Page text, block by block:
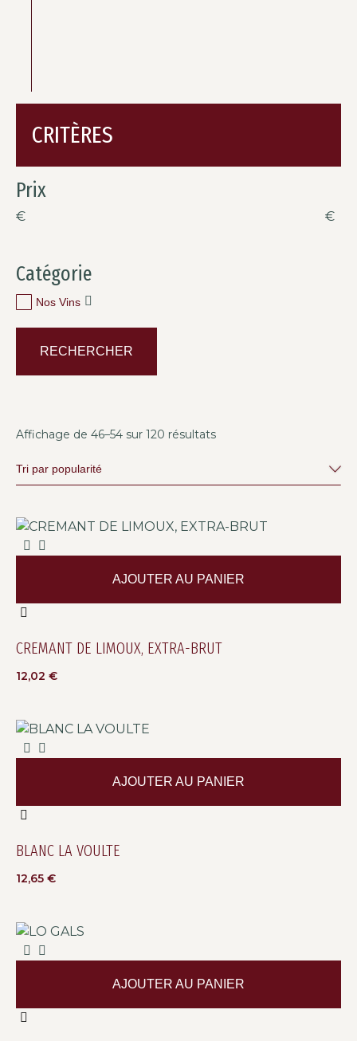
CRITÈRES
Prix
€ €
Catégorie
Nos Vins
RECHERCHER
Affichage de 46–54 sur 120 résultats
CREMANT DE LIMOUX, EXTRA-BRUT
12,02 €
AJOUTER AU PANIER
BLANC LA VOULTE
12,65 €
AJOUTER AU PANIER
AJOUTER AU PANIER